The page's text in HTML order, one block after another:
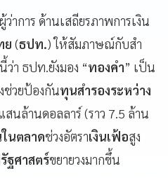
าการ ด้านเสถียรภาพการเงิน
ย (ธปท.) ให้สัมภาษณ์กับสำ
า ธปท.ยังมอง “ทองคำ” เป็น
ช่วยป้องกันทุนสำรองระหว่าง
นล้านดอลลาร์ (ราว 7.5 ล้าน
นตลาดช่วงอัตราเงินเฟ้อสูง
ฐศาสตร์ขยายวงมากขึ้น